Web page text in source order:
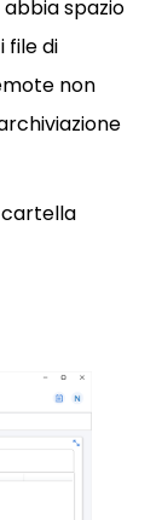
spazio
file di
non
cartella